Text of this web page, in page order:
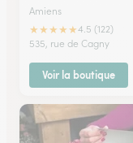
Amiens
★★★★★4.5 (122)
535, rue de Cagny
Voir la boutique